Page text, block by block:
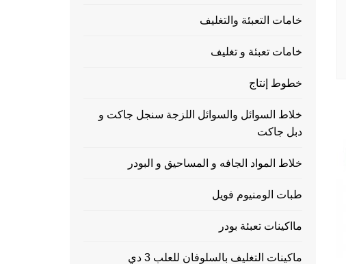
خامات التعبئة والتغليف
خامات تعبئة و تغليف
خطوط إنتاج
خلاط السوائل والسوائل اللزجة سنجل جاكت و
دبل جاكت
خلاط المواد الجافه و المساحيق و البودر
طبات الومنيوم فويل
مااكينات تعبئة بودر
ماكينات التغليف بالسلوفان للعلب 3 دي